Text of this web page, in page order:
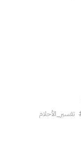
تفسير_الأحلام